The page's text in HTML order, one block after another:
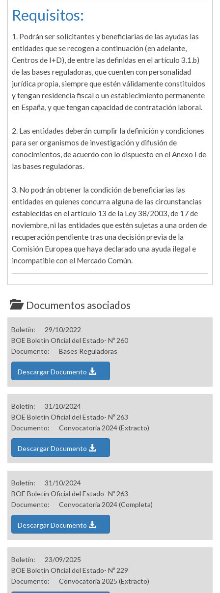
Requisitos:
1. Podrán ser solicitantes y beneficiarias de las ayudas las
entidades que se recogen a continuación (en adelante,
Centros de I+D), de entre las definidas en el artículo 3.1.b)
de las bases reguladoras, que cuenten con personalidad
jurídica propia, siempre que estén válidamente constituidos
y tengan residencia fiscal o un establecimiento permanente
en España, y que tengan capacidad de contratación laboral.
2. Las entidades deberán cumplir la definición y condiciones
para ser organismos de investigación y difusión de
conocimientos, de acuerdo con lo dispuesto en el Anexo I de
las bases reguladoras.
3. No podrán obtener la condición de beneficiarias las
entidades en quienes concurra alguna de las circunstancias
establecidas en el artículo 13 de la Ley 38/2003, de 17 de
noviembre, ni las entidades que estén sujetas a una orden de
recuperación pendiente tras una decisión previa de la
Comisión Europea que haya declarado una ayuda ilegal e
incompatible con el Mercado Común.
Documentos asociados
Boletín:
29/10/2022
BOE Boletín Oficial del Estado- Nº 260
Documento:
Bases Reguladoras
Descargar Documento
Boletín:
31/10/2024
BOE Boletín Oficial del Estado- Nº 263
Documento:
Convocatoria 2024 (Extracto)
Descargar Documento
Boletín:
31/10/2024
BOE Boletín Oficial del Estado- Nº 263
Documento:
Convocatoria 2024 (Completa)
Descargar Documento
Boletín:
23/09/2025
BOE Boletín Oficial del Estado- Nº 229
Documento:
Convocatoria 2025 (Extracto)